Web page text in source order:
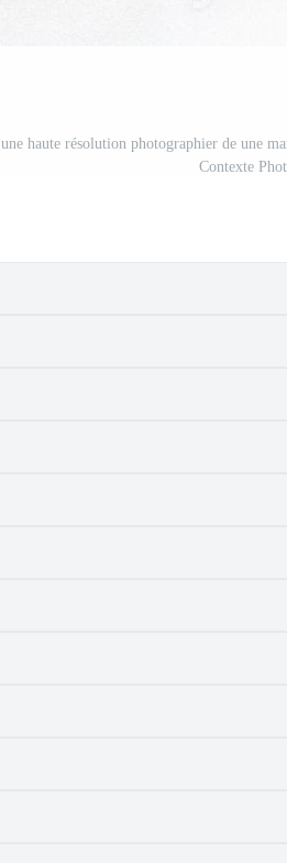
une haute résolution photographier de une
Contexte